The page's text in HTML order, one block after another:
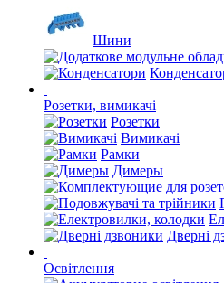
Шини
Розетки, вимикачі
Розетки
Вимикачі
Рамки
Димеры
Дверні
Освітлення